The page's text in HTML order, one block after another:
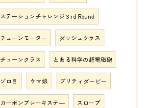
ステーションチャレンジ３rd Round
チューンモーター ダッシュクラス
チューンクラス とある科学の超電磁砲
ゾロ目 ウマ娘 プリティダービー
カーボンブレーキステ― スロープ